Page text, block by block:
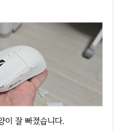
이 잘 빠졌습니다.